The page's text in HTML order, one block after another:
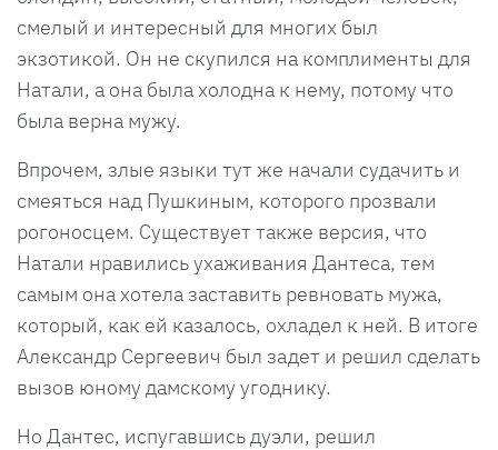
смелый и интересный для многих был
экзотикой. Он не скупился на комплименты для
Натали, а она была холодна к нему, потому что
была верна мужу.
Впрочем, злые языки тут же начали судачить и
смеяться над Пушкиным, которого прозвали
рогоносцем. Существует также версия, что
Натали нравились ухаживания Дантеса, тем
самым она хотела заставить ревновать мужа,
который, как ей казалось, охладел к ней. В итоге
Александр Сергеевич был задет и решил сделать
вызов юному дамскому угоднику.
Но Дантес, испугавшись дуэли, решил